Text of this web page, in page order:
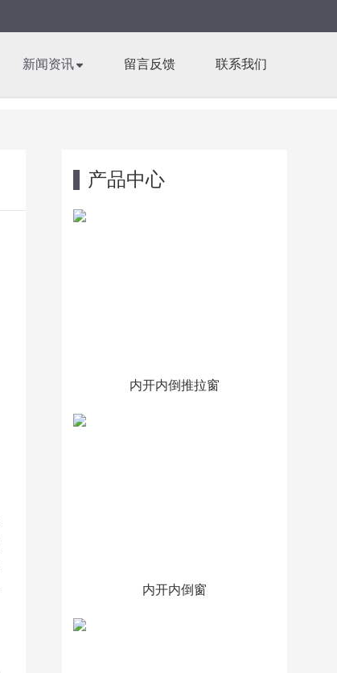
新闻资讯 留言反馈 联系我们
产品中心
内开内倒推拉窗
内开内倒窗